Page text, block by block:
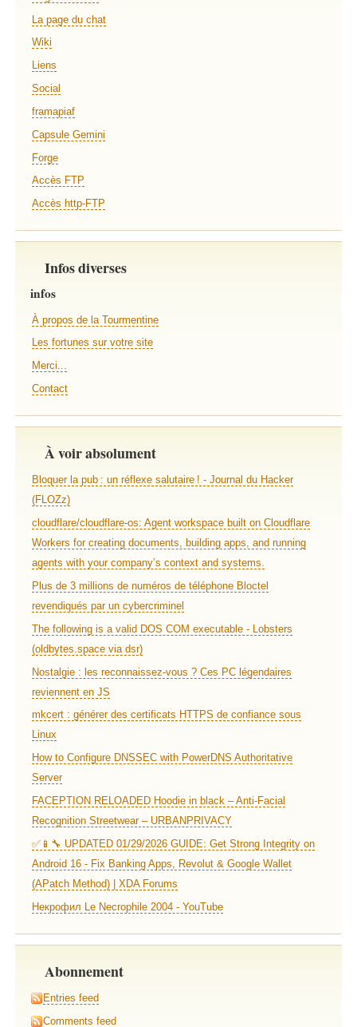
La page du chat
Wiki
Liens
Social
framapiaf
Capsule Gemini
Forge
Accès FTP
Accès http-FTP
Infos diverses
infos
À propos de la Tourmentine
Les fortunes sur votre site
Merci...
Contact
À voir absolument
Bloquer la pub : un réflexe salutaire ! - Journal du Hacker
(FLOZz)
cloudflare/cloudflare-os: Agent workspace built on Cloudflare
Workers for creating documents, building apps, and running
agents with your company’s context and systems.
Plus de 3 millions de numéros de téléphone Bloctel
revendiqués par un cybercriminel
The following is a valid DOS COM executable - Lobsters
(oldbytes.space via dsr)
Nostalgie : les reconnaissez-vous ? Ces PC légendaires
reviennent en JS
mkcert : générer des certificats HTTPS de confiance sous
Linux
How to Configure DNSSEC with PowerDNS Authoritative
Server
FACEPTION RELOADED Hoodie in black – Anti-Facial
Recognition Streetwear – URBANPRIVACY
✅📱🔧 UPDATED 01/29/2026 GUIDE: Get Strong Integrity on
Android 16 - Fix Banking Apps, Revolut & Google Wallet
(APatch Method) | XDA Forums
Некрофил Le Necrophile 2004 - YouTube
Abonnement
Entries feed
Comments feed